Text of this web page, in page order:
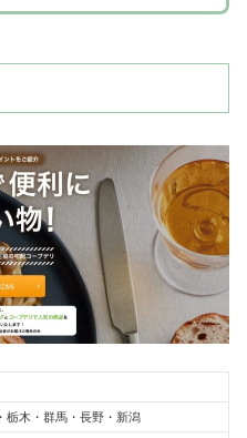
栃木・群馬・長野・新潟